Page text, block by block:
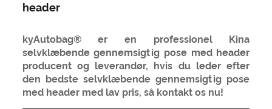
header
kyAutobag® er en professionel Kina
selvklæbende gennemsigtig pose med header
producent og leverandør, hvis du leder efter
den bedste selvklæbende gennemsigtig pose
med header med lav pris, så kontakt os nu!